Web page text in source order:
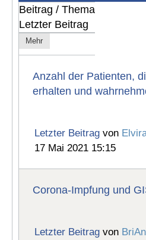
Beitrag / Thema
Letzter Beitrag
Mehr
Anzahl der Patienten,
erhalten und
Letzter Beitrag von
17 Mai 2021 15:15
Corona-Impfung und
Letzter Beitrag von